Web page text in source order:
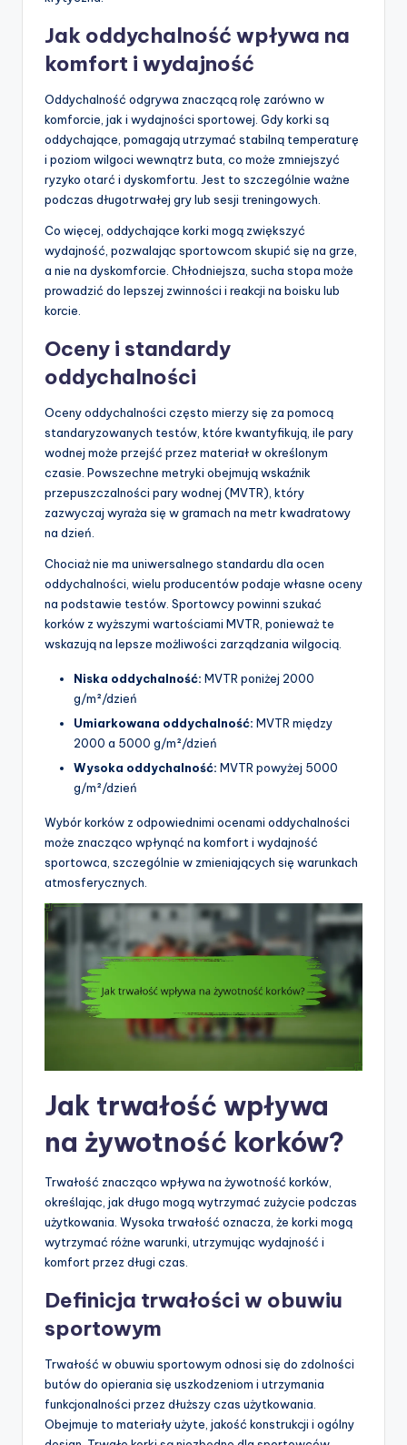
Jak oddychalność wpływa na
komfort i wydajność
Oddychalność odgrywa znaczącą rolę zarówno w
komforcie, jak i wydajności sportowej. Gdy korki są
oddychające, pomagają utrzymać stabilną temperaturę
i poziom wilgoci wewnątrz buta, co może zmniejszyć
ryzyko otarć i dyskomfortu. Jest to szczególnie ważne
podczas długotrwałej gry lub sesji treningowych.
Co więcej, oddychające korki mogą zwiększyć
wydajność, pozwalając sportowcom skupić się na grze,
a nie na dyskomforcie. Chłodniejsza, sucha stopa może
prowadzić do lepszej zwinności i reakcji na boisku lub
korcie.
Oceny i standardy
oddychalności
Oceny oddychalności często mierzy się za pomocą
standaryzowanych testów, które kwantyfikują, ile pary
wodnej może przejść przez materiał w określonym
czasie. Powszechne metryki obejmują wskaźnik
przepuszczalności pary wodnej (MVTR), który
zazwyczaj wyraża się w gramach na metr kwadratowy
na dzień.
Chociaż nie ma uniwersalnego standardu dla ocen
oddychalności, wielu producentów podaje własne oceny
na podstawie testów. Sportowcy powinni szukać
korków z wyższymi wartościami MVTR, ponieważ te
wskazują na lepsze możliwości zarządzania wilgocią.
Niska oddychalność: MVTR poniżej 2000
g/m²/dzień
Umiarkowana oddychalność: MVTR między
2000 a 5000 g/m²/dzień
Wysoka oddychalność: MVTR powyżej 5000
g/m²/dzień
Wybór korków z odpowiednimi ocenami oddychalności
może znacząco wpłynąć na komfort i wydajność
sportowca, szczególnie w zmieniających się warunkach
atmosferycznych.
Jak trwałość wpływa
na żywotność korków?
Trwałość znacząco wpływa na żywotność korków,
określając, jak długo mogą wytrzymać zużycie podczas
użytkowania. Wysoka trwałość oznacza, że korki mogą
wytrzymać różne warunki, utrzymując wydajność i
komfort przez długi czas.
Definicja trwałości w obuwiu
sportowym
Trwałość w obuwiu sportowym odnosi się do zdolności
butów do opierania się uszkodzeniom i utrzymania
funkcjonalności przez dłuższy czas użytkowania.
Obejmuje to materiały użyte, jakość konstrukcji i ogólny